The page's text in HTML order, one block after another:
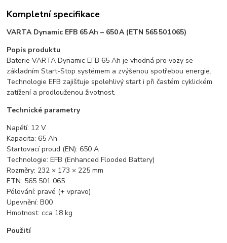
Kompletní specifikace
VARTA Dynamic EFB 65 Ah – 650 A (ETN 565 501 065)
Popis produktu
Baterie VARTA Dynamic EFB 65 Ah je vhodná pro vozy se
základním Start-Stop systémem a zvýšenou spotřebou energie.
Technologie EFB zajišťuje spolehlivý start i při častém cyklickém
zatížení a prodlouženou životnost.
Technické parametry
Napětí: 12 V
Kapacita: 65 Ah
Startovací proud (EN): 650 A
Technologie: EFB (Enhanced Flooded Battery)
Rozměry: 232 × 173 × 225 mm
ETN: 565 501 065
Pólování: pravé (+ vpravo)
Upevnění: B00
Hmotnost: cca 18 kg
Použití